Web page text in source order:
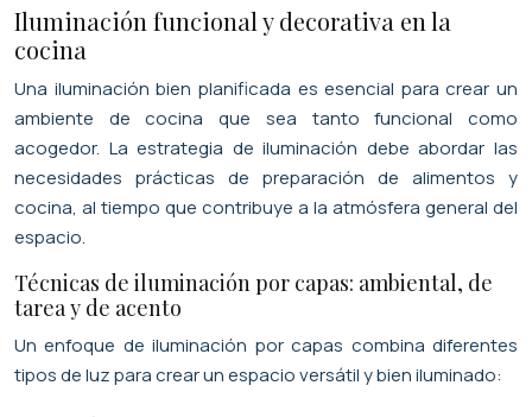
Iluminación funcional y decorativa en la
cocina
Una iluminación bien planificada es esencial para crear un
ambiente de cocina que sea tanto funcional como
acogedor. La estrategia de iluminación debe abordar las
necesidades prácticas de preparación de alimentos y
cocina, al tiempo que contribuye a la atmósfera general del
espacio.
Técnicas de iluminación por capas: ambiental, de
tarea y de acento
Un enfoque de iluminación por capas combina diferentes
tipos de luz para crear un espacio versátil y bien iluminado: